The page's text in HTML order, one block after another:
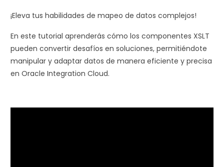
¡Eleva tus habilidades de mapeo de datos complejos!
En este tutorial aprenderás cómo los componentes XSLT
pueden convertir desafíos en soluciones, permitiéndote
manipular y adaptar datos de manera eficiente y precisa
en Oracle Integration Cloud.